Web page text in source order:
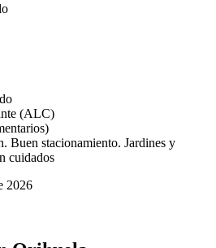
(ALC)
Buen stacionamiento. Jardines y
cuidados
2026